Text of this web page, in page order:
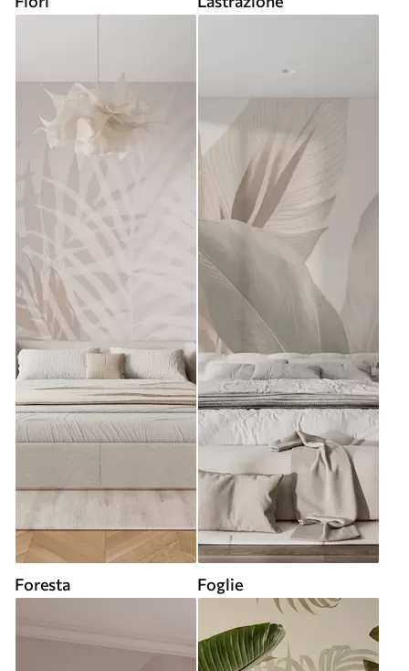
Foresta Foglie